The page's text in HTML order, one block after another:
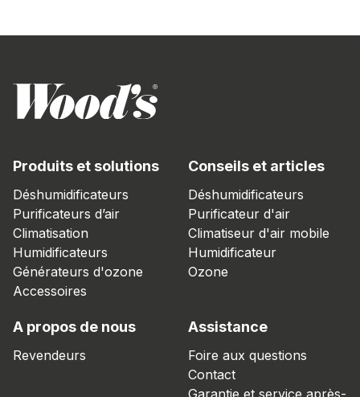
Produits et solutions
Déshumidificateurs
Purificateurs d’air
Climatisation
Humidificateurs
Générateurs d'ozone
Accessoires
Conseils et articles
Déshumidificateurs
Purificateur d'air
Climatiseur d'air mobile
Humidificateur
Ozone
A propos de nous
Revendeurs
Assistance
Foire aux questions
Contact
Garantie et service après-